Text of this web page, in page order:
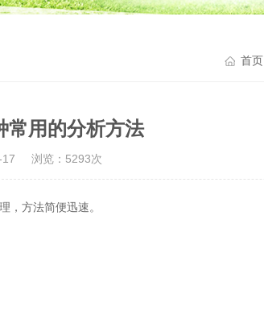
首页
常用的分析方法
浏览：5293次
，方法简便迅速。